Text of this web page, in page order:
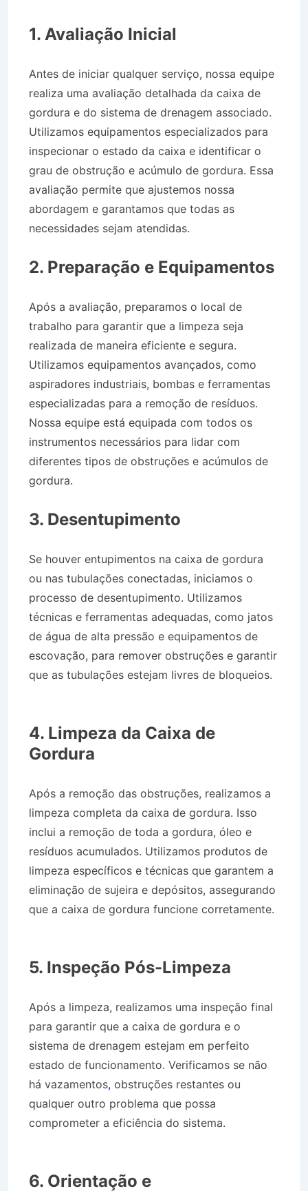
1. Avaliação Inicial
Antes de iniciar qualquer serviço, nossa equipe
realiza uma avaliação detalhada da caixa de
gordura e do sistema de drenagem associado.
Utilizamos equipamentos especializados para
inspecionar o estado da caixa e identificar o
grau de obstrução e acúmulo de gordura. Essa
avaliação permite que ajustemos nossa
abordagem e garantamos que todas as
necessidades sejam atendidas.
2. Preparação e Equipamentos
Após a avaliação, preparamos o local de
trabalho para garantir que a limpeza seja
realizada de maneira eficiente e segura.
Utilizamos equipamentos avançados, como
aspiradores industriais, bombas e ferramentas
especializadas para a remoção de resíduos.
Nossa equipe está equipada com todos os
instrumentos necessários para lidar com
diferentes tipos de obstruções e acúmulos de
gordura.
3. Desentupimento
Se houver entupimentos na caixa de gordura
ou nas tubulações conectadas, iniciamos o
processo de desentupimento. Utilizamos
técnicas e ferramentas adequadas, como jatos
de água de alta pressão e equipamentos de
escovação, para remover obstruções e garantir
que as tubulações estejam livres de bloqueios.
4. Limpeza da Caixa de
Gordura
Após a remoção das obstruções, realizamos a
limpeza completa da caixa de gordura. Isso
inclui a remoção de toda a gordura, óleo e
resíduos acumulados. Utilizamos produtos de
limpeza específicos e técnicas que garantem a
eliminação de sujeira e depósitos, assegurando
que a caixa de gordura funcione corretamente.
5. Inspeção Pós-Limpeza
Após a limpeza, realizamos uma inspeção final
para garantir que a caixa de gordura e o
sistema de drenagem estejam em perfeito
estado de funcionamento. Verificamos se não
há vazamentos, obstruções restantes ou
qualquer outro problema que possa
comprometer a eficiência do sistema.
6. Orientação e